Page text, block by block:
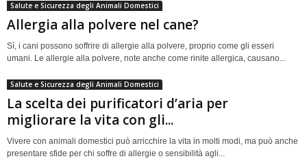
Salute e Sicurezza degli Animali Domestici
Allergia alla polvere nel cane?
Sì, i cani possono soffrire di allergie alla polvere, proprio come gli esseri
umani. Le allergie alla polvere, note anche come rinite allergica, causano...
Salute e Sicurezza degli Animali Domestici
La scelta dei purificatori d’aria per
migliorare la vita con gli...
Vivere con animali domestici può arricchire la vita in molti modi, ma può anche
presentare sfide per chi soffre di allergie o sensibilità agli...